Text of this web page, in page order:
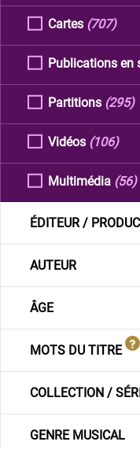
Cartes (707)
Publications en
Partitions (295)
Vidéos (106)
Multimédia (56)
ÉDITEUR /
AUTEUR
ÂGE
MOTS DU TITRE
COLLECTION /
GENRE MUSICAL